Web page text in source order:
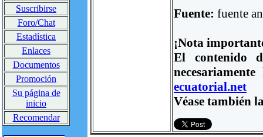
Suscribirse
Foro/Chat
Estadística
Enlaces
Documentos
Promoción
Su página de
inicio
Recomendar
Fuente: fuente
¡Nota
El contenido
ecuatorial.net
Véase también